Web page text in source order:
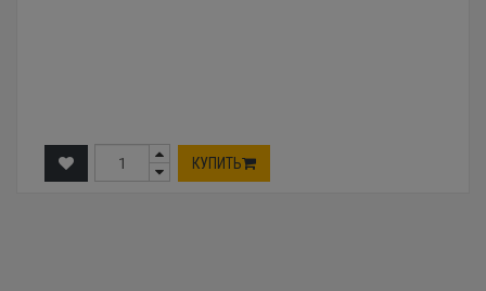
КУПИТЬ